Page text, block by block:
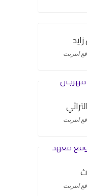
انترنت
انترنت
انترنت